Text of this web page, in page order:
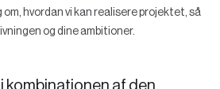
om, hvordan vi kan realisere projektet, så
og dine ambitioner.
kombinationen af den